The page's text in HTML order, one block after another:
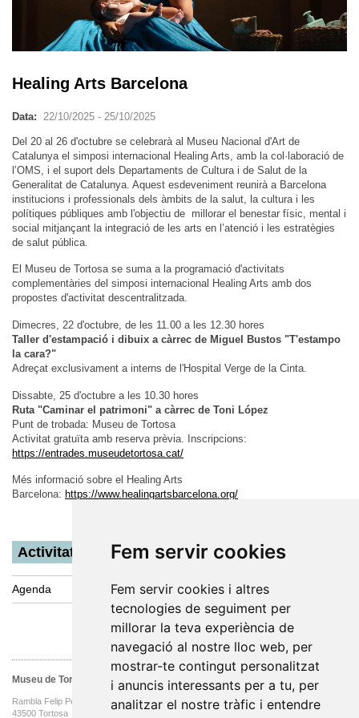
Fem servir cookies
Fem servir cookies i altres
tecnologies de seguiment per
millorar la teva experiència de
navegació al nostre lloc web, per
mostrar-te contingut personalitzat
i anuncis interessants per a tu, per
analitzar el nostre tràfic i entendre
Healing Arts Barcelona
Data: 22/10/2025 - 25/10/2025
Del 20 al 26 d'octubre se celebrarà al Museu Nacional d'Art de
Catalunya el simposi internacional Healing Arts, amb la col·laboració de
l’OMS, i el suport dels Departaments de Cultura i de Salut de la
Generalitat de Catalunya. Aquest esdeveniment reunirà a Barcelona
institucions i professionals dels àmbits de la salut, la cultura i les
polítiques públiques amb l'objectiu de millorar el benestar físic, mental i
social mitjançant la integració de les arts en l’atenció i les estratègies
de salut pública.
El Museu de Tortosa se suma a la programació d'activitats
complementàries del simposi internacional Healing Arts amb dos
propostes d'activitat descentralitzada.
Dimecres, 22 d'octubre, de les 11.00 a les 12.30 hores
Taller d'estampació i dibuix a càrrec de Miguel Bustos "T'estampo
la cara?"
Adreçat exclusivament a interns de l'Hospital Verge de la Cinta.
Dissabte, 25 d'octubre a les 10.30 hores
Ruta "Caminar el patrimoni" a càrrec de Toni López
Punt de trobada: Museu de Tortosa
Activitat gratuïta amb reserva prèvia. Inscripcions:
https://entrades.museudetortosa.cat/
Més informació sobre el Healing Arts
Barcelona: https://www.healingartsbarcelona.org/
Activitats
Agenda
Museu de Tortosa
Rambla Felip Pedrell, 3
43500 Tortosa